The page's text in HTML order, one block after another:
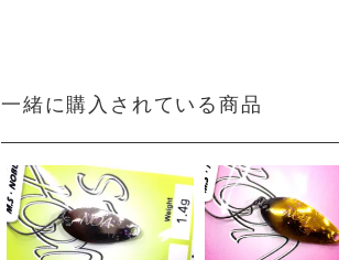
一緒に購入されている商品